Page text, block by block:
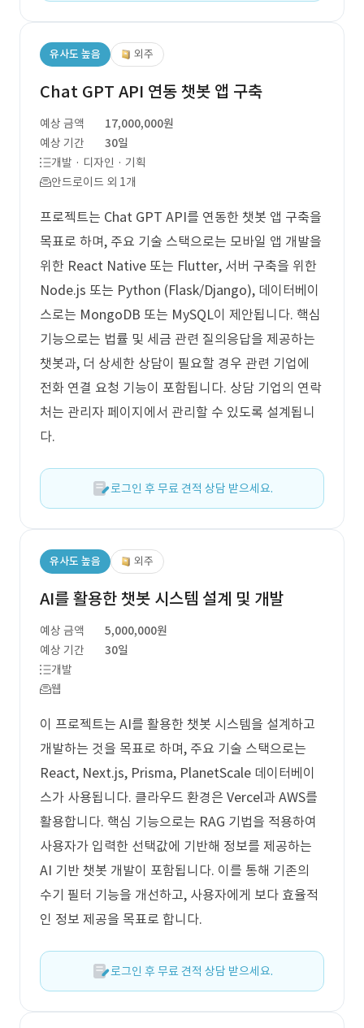
유사도 높음 외주
Chat GPT API 연동 챗봇 앱 구축
예상 금액
17,000,000원
예상 기간
30일
개발 · 디자인 · 기획
안드로이드 외 1개
프로젝트는 Chat GPT API를 연동한 챗봇 앱 구축을
목표로 하며, 주요 기술 스택으로는 모바일 앱 개발을
위한 React Native 또는 Flutter, 서버 구축을 위한
Node.js 또는 Python (Flask/Django), 데이터베이
스로는 MongoDB 또는 MySQL이 제안됩니다. 핵심
기능으로는 법률 및 세금 관련 질의응답을 제공하는
챗봇과, 더 상세한 상담이 필요할 경우 관련 기업에
전화 연결 요청 기능이 포함됩니다. 상담 기업의 연락
처는 관리자 페이지에서 관리할 수 있도록 설계됩니
다.
로그인 후 무료 견적 상담 받으세요.
유사도 높음 외주
AI를 활용한 챗봇 시스템 설계 및 개발
예상 금액
5,000,000원
예상 기간
30일
개발
웹
이 프로젝트는 AI를 활용한 챗봇 시스템을 설계하고
개발하는 것을 목표로 하며, 주요 기술 스택으로는
React, Next.js, Prisma, PlanetScale 데이터베이
스가 사용됩니다. 클라우드 환경은 Vercel과 AWS를
활용합니다. 핵심 기능으로는 RAG 기법을 적용하여
사용자가 입력한 선택값에 기반해 정보를 제공하는
AI 기반 챗봇 개발이 포함됩니다. 이를 통해 기존의
수기 필터 기능을 개선하고, 사용자에게 보다 효율적
인 정보 제공을 목표로 합니다.
로그인 후 무료 견적 상담 받으세요.